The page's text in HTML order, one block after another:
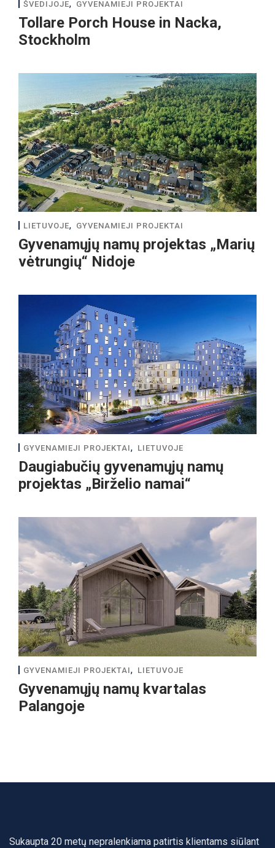
ŠVEDIJOJE, GYVENAMIEJI PROJEKTAI
Tollare Porch House in Nacka,
Stockholm
LIETUVOJE, GYVENAMIEJI PROJEKTAI
Gyvenamųjų namų projektas „Marių
vėtrungių“ Nidoje
GYVENAMIEJI PROJEKTAI, LIETUVOJE
Daugiabučių gyvenamųjų namų
projektas „Birželio namai“
GYVENAMIEJI PROJEKTAI, LIETUVOJE
Gyvenamųjų namų kvartalas
Palangoje
Sukaupta 20 metų nepralenkiama patirtis klientams siūlant